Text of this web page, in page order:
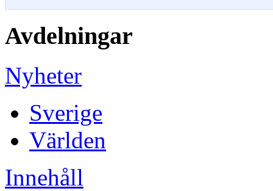
Avdelningar
Nyheter
Sverige
Världen
Innehåll